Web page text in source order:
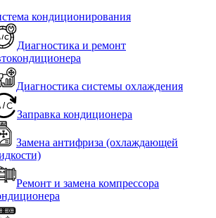
кондиционирования
Диагностика и ремонт
Диагностика системы охлаждения
Заправка кондиционера
Замена антифриза (охлаждающей
Ремонт и замена компрессора